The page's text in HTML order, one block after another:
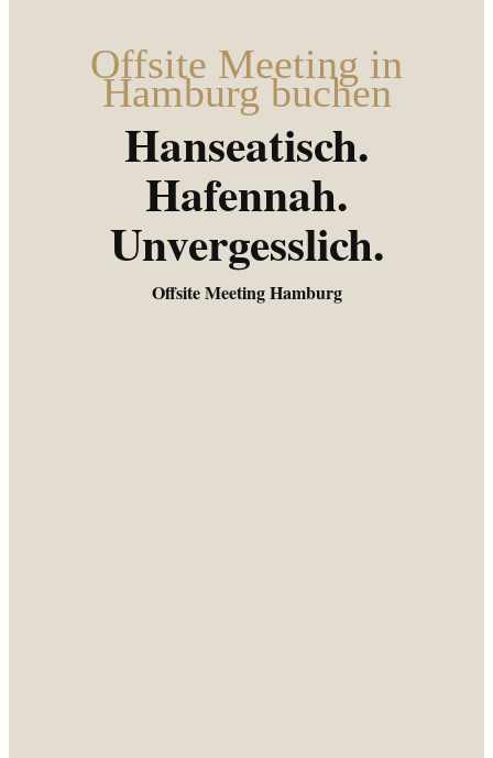
Offsite Meeting in
Hamburg buchen
Hanseatisch.
Hafennah.
Unvergesslich.
Offsite Meeting Hamburg